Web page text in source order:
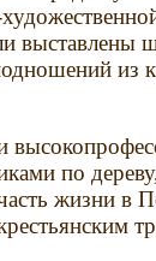
из
по
жизни в